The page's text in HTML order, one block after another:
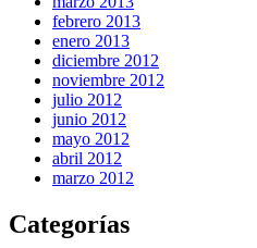
febrero 2013
enero 2013
diciembre 2012
noviembre 2012
julio 2012
junio 2012
mayo 2012
abril 2012
marzo 2012
Categorías